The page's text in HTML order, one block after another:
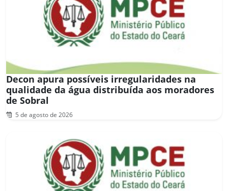
Decon apura possíveis irregularidades na
qualidade da água distribuída aos moradores
de Sobral
5 de agosto de 2026